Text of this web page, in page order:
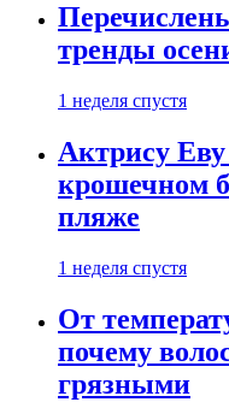
тренды
1 неделя спустя
Актрису
крошечном
пляже
1 неделя спустя
От
почему
грязными